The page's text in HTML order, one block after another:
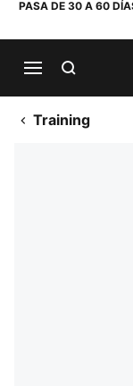
PASA DE 30 A 60
Training